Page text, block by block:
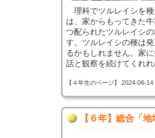
理科でツルレイシを
は、家からもってきた
つ配られたツルレイシ
す。ツルレイシの種は
るかもしれません。家
話と観察を続けてくれ
【４年生のページ】 2024-06-
【６年】総合「